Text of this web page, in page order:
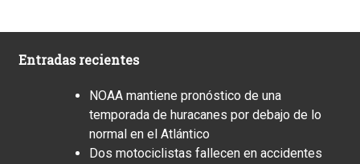
Entradas recientes
NOAA mantiene pronóstico de una
temporada de huracanes por debajo de lo
normal en el Atlántico
Dos motociclistas fallecen en accidentes